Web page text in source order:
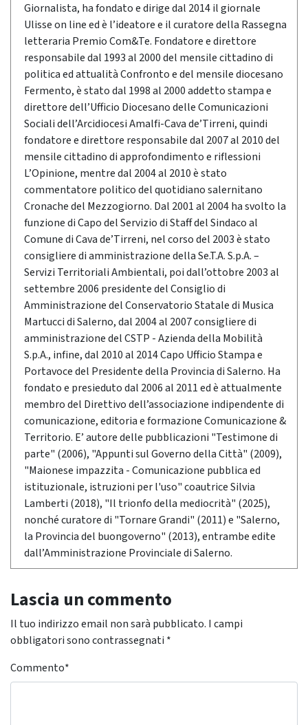
Giornalista, ha fondato e dirige dal 2014 il giornale
Ulisse on line ed è l’ideatore e il curatore della Rassegna
letteraria Premio Com&Te. Fondatore e direttore
responsabile dal 1993 al 2000 del mensile cittadino di
politica ed attualità Confronto e del mensile diocesano
Fermento, è stato dal 1998 al 2000 addetto stampa e
direttore dell’Ufficio Diocesano delle Comunicazioni
Sociali dell’Arcidiocesi Amalfi-Cava de’Tirreni, quindi
fondatore e direttore responsabile dal 2007 al 2010 del
mensile cittadino di approfondimento e riflessioni
L’Opinione, mentre dal 2004 al 2010 è stato
commentatore politico del quotidiano salernitano
Cronache del Mezzogiorno. Dal 2001 al 2004 ha svolto la
funzione di Capo del Servizio di Staff del Sindaco al
Comune di Cava de’Tirreni, nel corso del 2003 è stato
consigliere di amministrazione della Se.T.A. S.p.A. –
Servizi Territoriali Ambientali, poi dall’ottobre 2003 al
settembre 2006 presidente del Consiglio di
Amministrazione del Conservatorio Statale di Musica
Martucci di Salerno, dal 2004 al 2007 consigliere di
amministrazione del CSTP - Azienda della Mobilità
S.p.A., infine, dal 2010 al 2014 Capo Ufficio Stampa e
Portavoce del Presidente della Provincia di Salerno. Ha
fondato e presieduto dal 2006 al 2011 ed è attualmente
membro del Direttivo dell’associazione indipendente di
comunicazione, editoria e formazione Comunicazione &
Territorio. E’ autore delle pubblicazioni "Testimone di
parte" (2006), "Appunti sul Governo della Città" (2009),
"Maionese impazzita - Comunicazione pubblica ed
istituzionale, istruzioni per l'uso" coautrice Silvia
Lamberti (2018), "Il trionfo della mediocrità" (2025),
nonché curatore di "Tornare Grandi" (2011) e "Salerno,
la Provincia del buongoverno" (2013), entrambe edite
dall’Amministrazione Provinciale di Salerno.
Lascia un commento
Il tuo indirizzo email non sarà pubblicato. I campi
obbligatori sono contrassegnati *
Commento*